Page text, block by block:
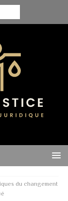
du changement